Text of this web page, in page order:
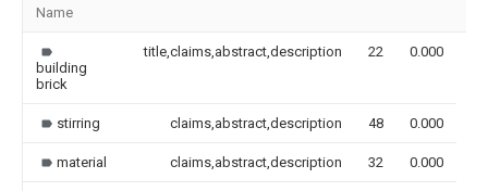
Name
building
brick
title,claims,abstract,description 22 0.000
stirring claims,abstract,description 48 0.000
material claims,abstract,description 32 0.000